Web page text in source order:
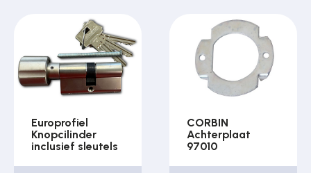
Europrofiel
Knopcilinder
inclusief sleutels
CORBIN
Achterplaat
97010